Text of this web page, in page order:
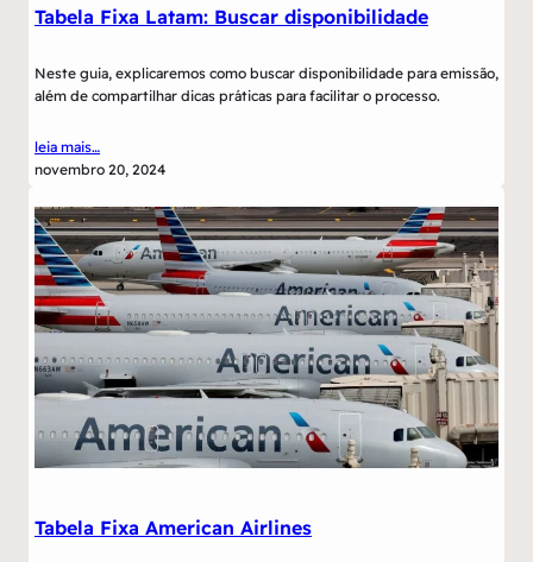
Tabela Fixa Latam: Buscar disponibilidade
Neste guia, explicaremos como buscar disponibilidade para emissão,
além de compartilhar dicas práticas para facilitar o processo.
leia mais…
novembro 20, 2024
Tabela Fixa American Airlines